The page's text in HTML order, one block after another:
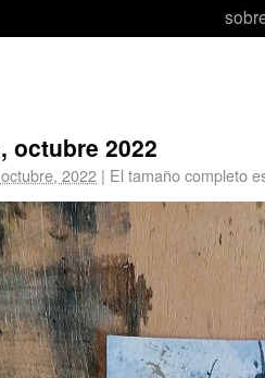
octubre 2022
2022 | El tamaño completo